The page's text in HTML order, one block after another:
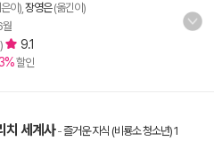
이), 장영은(옮긴이)
9.1
할인
치 세계사-즐거운 지식 (비룡소 청소년) 1